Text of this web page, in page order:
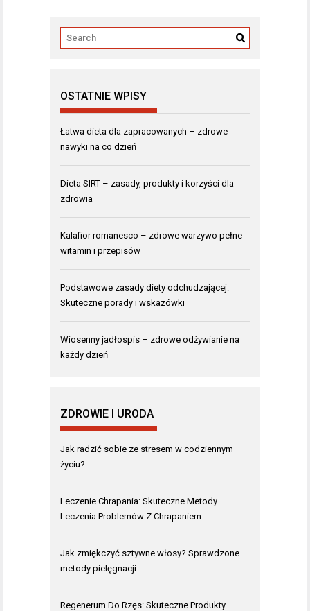
OSTATNIE WPISY
Łatwa dieta dla zapracowanych – zdrowe
nawyki na co dzień
Dieta SIRT – zasady, produkty i korzyści dla
zdrowia
Kalafior romanesco – zdrowe warzywo pełne
witamin i przepisów
Podstawowe zasady diety odchudzającej:
Skuteczne porady i wskazówki
Wiosenny jadłospis – zdrowe odżywianie na
każdy dzień
ZDROWIE I URODA
Jak radzić sobie ze stresem w codziennym
życiu?
Leczenie Chrapania: Skuteczne Metody
Leczenia Problemów Z Chrapaniem
Jak zmiękczyć sztywne włosy? Sprawdzone
metody pielęgnacji
Regenerum Do Rzęs: Skuteczne Produkty